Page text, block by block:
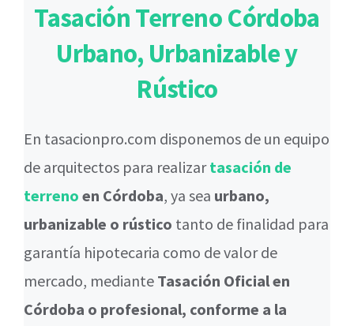
Tasación Terreno Córdoba
Urbano, Urbanizable y
Rústico
En tasacionpro.com disponemos de un equipo
de arquitectos para realizartasación de
terreno en Córdoba, ya sea urbano,
urbanizable o rústico tanto de finalidad para
garantía hipotecaria como de valor de
mercado, mediante Tasación Oficial en
Córdoba o profesional, conforme a la